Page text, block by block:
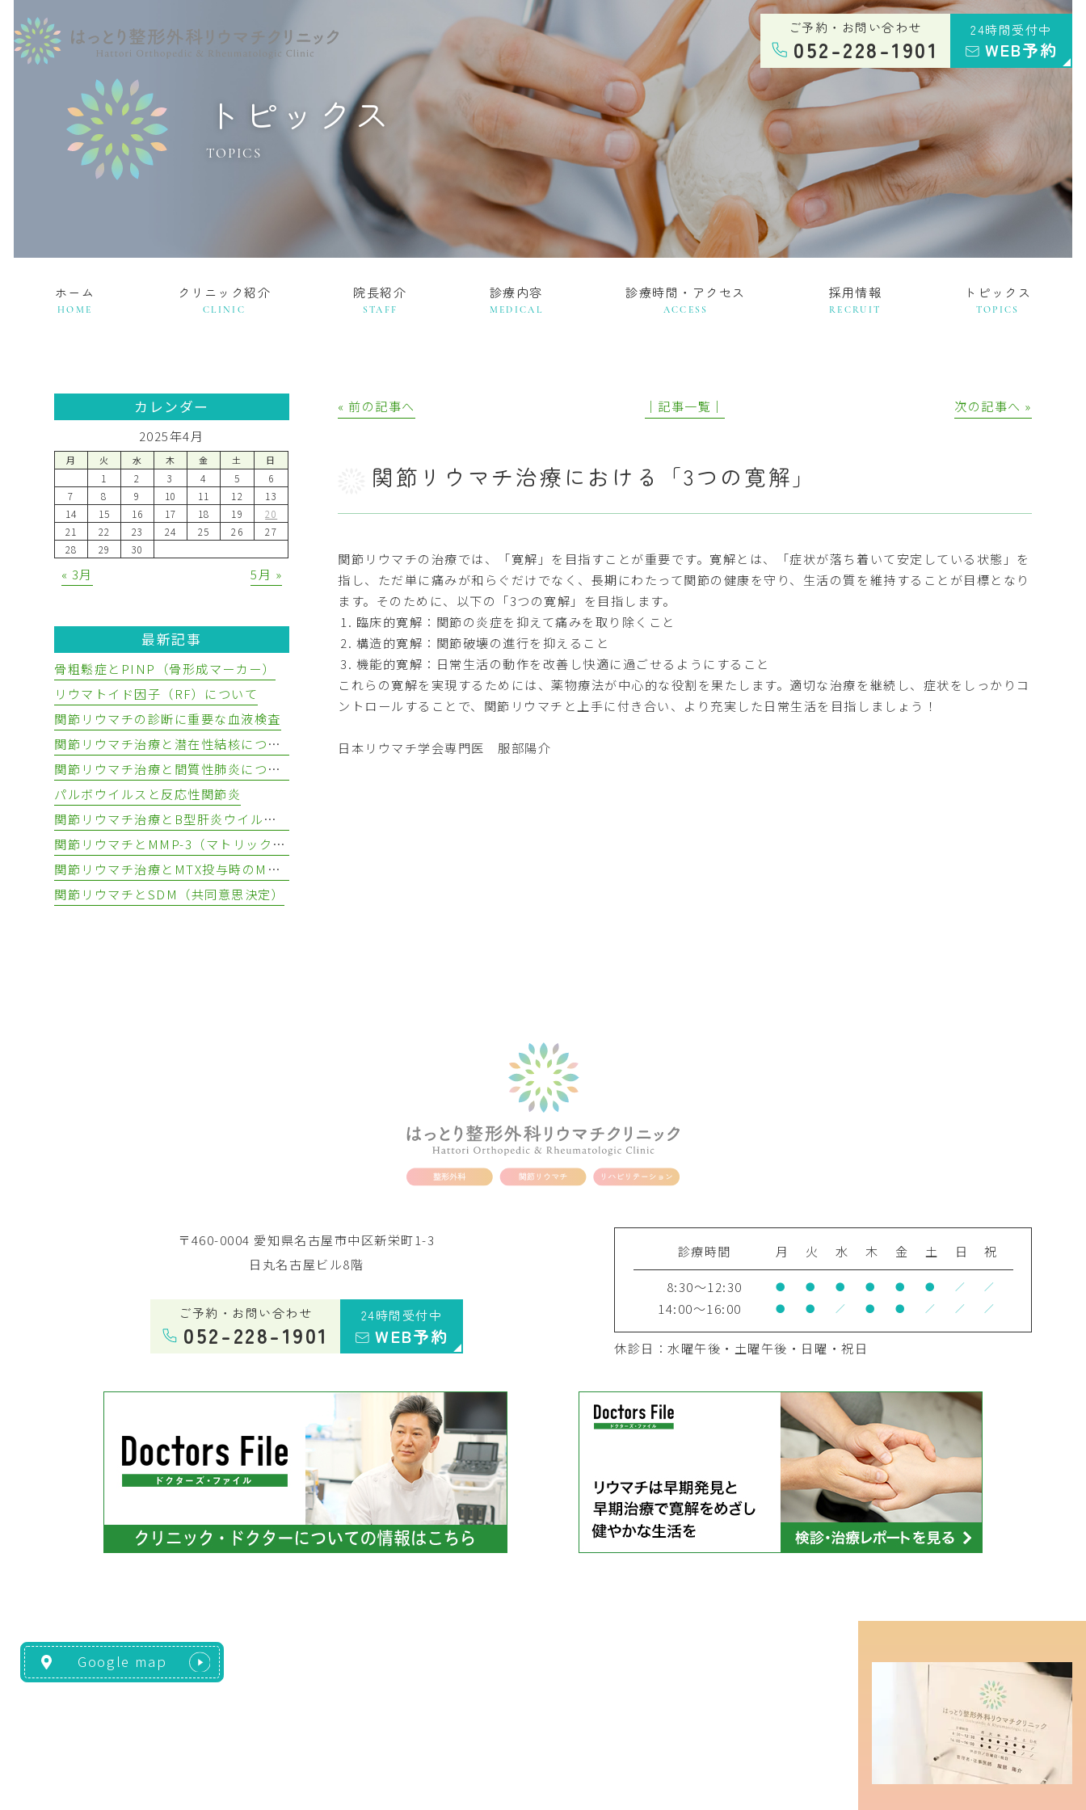
ご予約・お問い合わせ
052-228-1901
24時間受付中
WEB予約
トピックス
TOPICS
ホーム
HOME
クリニック紹介
CLINIC
院長紹介
STAFF
診療内容
MEDICAL
診療時間・アクセス
ACCESS
採用情報
RECRUIT
トピックス
TOPICS
« 前の記事へ │記事一覧│ 次の記事へ »
関節リウマチ治療における「3つの寛解」
関節リウマチの治療では、「寛解」を目指すことが重要です。寛解とは、「症状が落ち着いて安定している状態」を
指し、ただ単に痛みが和らぐだけでなく、長期にわたって関節の健康を守り、生活の質を維持することが目標となり
ます。そのために、以下の「3つの寛解」を目指します。
臨床的寛解：関節の炎症を抑えて痛みを取り除くこと
構造的寛解：関節破壊の進行を抑えること
機能的寛解：日常生活の動作を改善し快適に過ごせるようにすること
これらの寛解を実現するためには、薬物療法が中心的な役割を果たします。適切な治療を継続し、症状をしっかりコ
ントロールすることで、関節リウマチと上手に付き合い、より充実した日常生活を目指しましょう！
日本リウマチ学会専門医 服部陽介
カレンダー
2025年4月
月 火 水 木 金 土 日
1 2 3 4 5
6
7
8 9 10 11 12
13
14
15 16 17 18 19
20
21
22 23 24 25 26
27
28
29 30
« 3月 5月 »
最新記事
骨粗鬆症とPINP（骨形成マーカー）
リウマトイド因子（RF）について
関節リウマチの診断に重要な血液検査
関節リウマチ治療と潜在性結核について
関節リウマチ治療と間質性肺炎について
パルボウイルスと反応性関節炎
関節リウマチ治療とB型肝炎ウイルスの再活性化について
関節リウマチとMMP-3（マトリックスメタロプロテアーゼ3）
関節リウマチ治療とMTX投与時のMCV変化
関節リウマチとSDM（共同意思決定）
〒460-0004 愛知県名古屋市中区新栄町1-3
日丸名古屋ビル8階
ご予約・お問い合わせ
052-228-1901
24時間受付中
WEB予約
診療時間 月 火 水 木 金 土 日
祝
8:30～12:30
● ● ● ● ● ● ／ ／
14:00～16:00 ● ● ／ ● ● ／ ／ ／
休診日：水曜午後・土曜午後・日曜・祝日
Google map